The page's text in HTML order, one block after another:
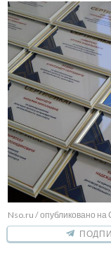
Nso.ru / опубликовано